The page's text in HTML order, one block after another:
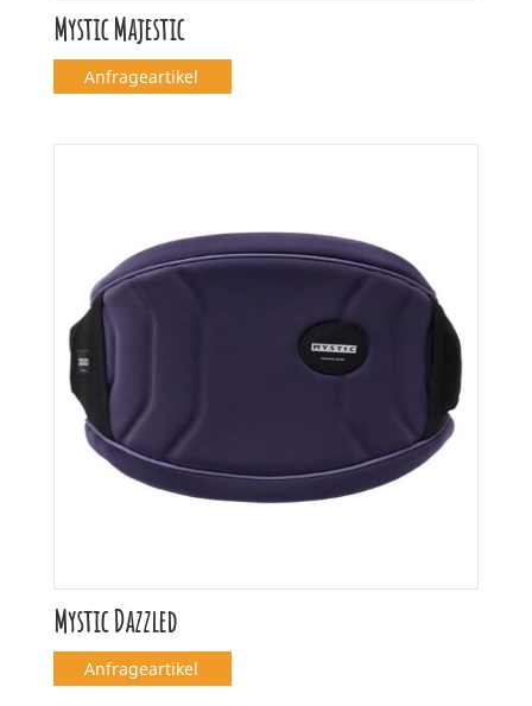
Mystic Majestic
Anfrageartikel
Mystic Dazzled
Anfrageartikel